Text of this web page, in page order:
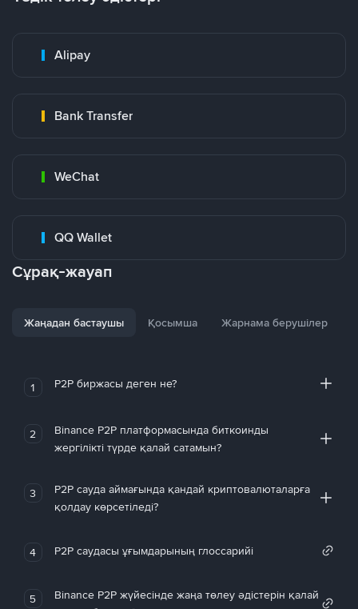
Alipay
Bank Transfer
WeChat
QQ Wallet
Сұрақ-жауап
Жаңадан бастаушы Қосымша Жарнама берушілер
1 P2P биржасы деген не?
2
Binance P2P платформасында биткоинды
жергілікті түрде қалай сатамын?
3
P2P сауда аймағында қандай криптовалюталарға
қолдау көрсетіледі?
4 P2P саудасы ұғымдарының глоссарийі
5
Binance P2P жүйесінде жаңа төлеу әдістерін қалай